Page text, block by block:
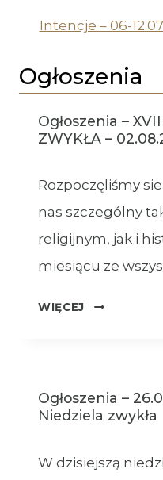
Intencje – 06-
Ogłoszenia
Ogłoszenia –
ZWYKŁA –
Rozpoczęliśmy
nas szczególny
religijnym, jak i
miesiącu ze
WIĘCEJ
OGŁOSZENIA
–
Ogłoszenia –
Niedziela zwykła
W dzisiejszą